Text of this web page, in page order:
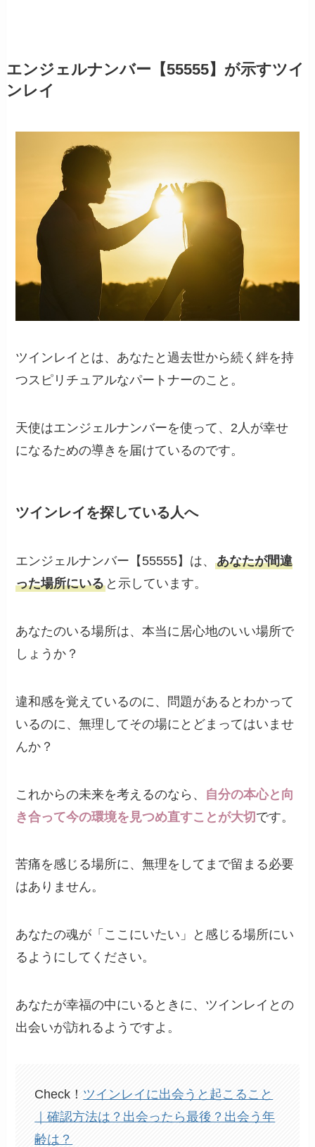
エンジェルナンバー【55555】が示すツイ
ンレイ
ツインレイとは、あなたと過去世から続く絆を持
つスピリチュアルなパートナーのこと。
天使はエンジェルナンバーを使って、2人が幸せ
になるための導きを届けているのです。
ツインレイを探している人へ
エンジェルナンバー【55555】は、あなたが間違
った場所にいる と示しています。
あなたのいる場所は、本当に居心地のいい場所で
しょうか？
違和感を覚えているのに、問題があるとわかって
いるのに、無理してその場にとどまってはいませ
んか？
これからの未来を考えるのなら、 自分の本心と向
き合って今の環境を見つめ直すことが大切 です。
苦痛を感じる場所に、無理をしてまで留まる必要
はありません。
あなたの魂が「ここにいたい」と感じる場所にい
るようにしてください。
あなたが幸福の中にいるときに、ツインレイとの
出会いが訪れるようですよ。
Check！ ツインレイに出会うと起こること
｜確認方法は？出会ったら最後？出会う年
齢は？